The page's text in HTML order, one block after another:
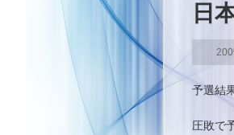
日
予選
圧敗で